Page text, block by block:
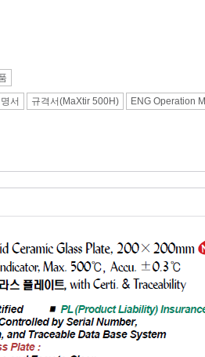
서 규격서(MaXtir 500H) ENG Operation